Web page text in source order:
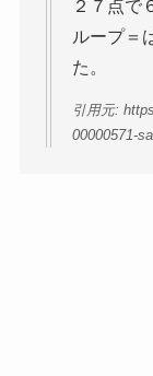
２７点で
ループ＝
た。
引用元:
00000571-